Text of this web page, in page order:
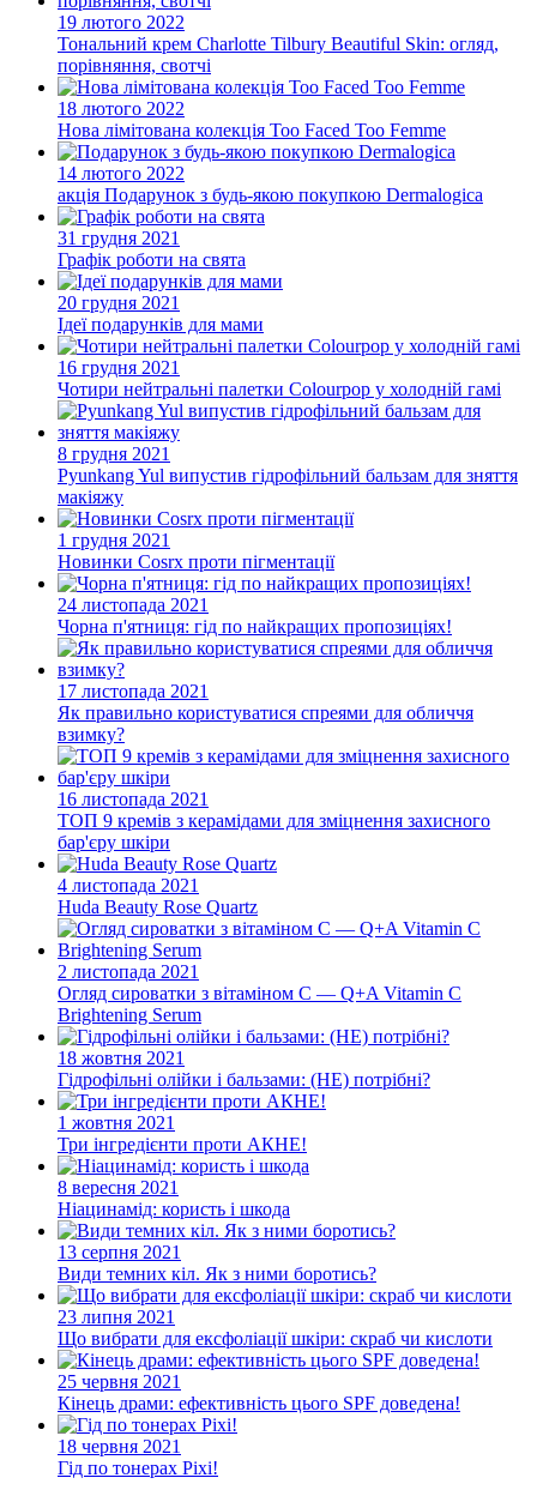
19 лютого 2022
Тональний крем Charlotte Tilbury Beautiful Skin: огляд,
порівняння, свотчі
18 лютого 2022
Нова лімітована колекція Too Faced Too Femme
14 лютого 2022
акція Подарунок з будь-якою покупкою Dermalogica
31 грудня 2021
Графік роботи на свята
20 грудня 2021
Ідеї подарунків для мами
16 грудня 2021
Чотири нейтральні палетки Colourpop у холодній гамі
8 грудня 2021
Pyunkang Yul випустив гідрофільний бальзам для зняття
макіяжу
1 грудня 2021
Новинки Cosrx проти пігментації
24 листопада 2021
Чорна п'ятниця: гід по найкращих пропозиціях!
17 листопада 2021
Як правильно користуватися спреями для обличчя
взимку?
16 листопада 2021
ТОП 9 кремів з керамідами для зміцнення захисного
бар'єру шкіри
4 листопада 2021
Huda Beauty Rose Quartz
2 листопада 2021
Огляд сироватки з вітаміном С — Q+A Vitamin C
Brightening Serum
18 жовтня 2021
Гідрофільні олійки і бальзами: (НЕ) потрібні?
1 жовтня 2021
Три інгредієнти проти АКНЕ!
8 вересня 2021
Ніацинамід: користь і шкода
13 серпня 2021
Види темних кіл. Як з ними боротись?
23 липня 2021
Що вибрати для ексфоліації шкіри: скраб чи кислоти
25 червня 2021
Кінець драми: ефективність цього SPF доведена!
18 червня 2021
Гід по тонерах Pixi!